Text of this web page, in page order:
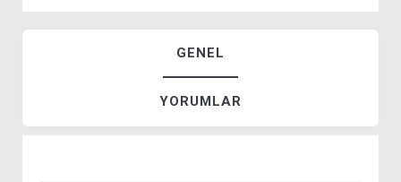
GENEL
YORUMLAR